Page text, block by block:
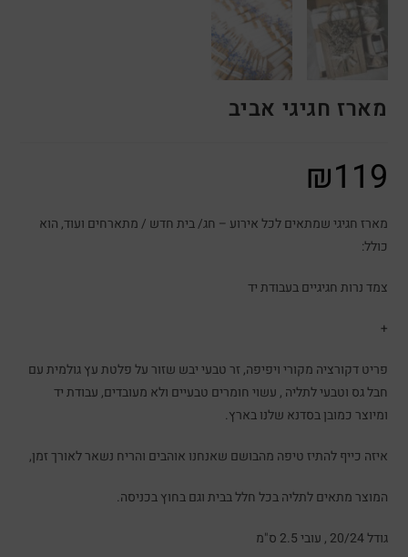
מארז חגיגי אביב
₪119
מארז חגיגי שמתאים לכל אירוע – חג/ בית חדש / מתארחים ועוד, הוא
כולל:
צמד נרות חגיגיים בעבודת יד
+
פריט דקורציה מקורי ויפיפה, זר טבעי יבש שזור על פלטת עץ גולמית עם
חבל גס וטבעי לתליה , עשוי חומרים טבעיים ולא מעובדים, עבודת יד
ומיוצר כמובן בסדנא שלנו בארץ.
איזה כייף להתיז טיפה מהבושם שאנחנו אוהבים והריח נשאר לאורך זמן,
המוצר מתאים לתליה בכל חלל בבית וגם בחוץ בכניסה.
גודל 20/24 , עובי 2.5 ס"מ